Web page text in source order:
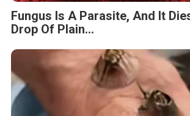
Fungus Is A Parasite, And It
Drop Of Plain...